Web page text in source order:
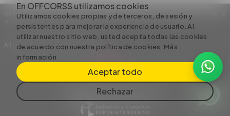
En OFFCORSS utilizamos cookies
Utilizamos cookies propias y de terceros, de sesión y
persistentes para mejorar la experiencia de usuario. Al
utilizar nuestro sitio web, usted acepta todas las cookies
de acuerdo con nuestra política de cookies. Más
información
Aceptar todo
Rechazar
Razón Social: C.I HERMECO S.A. NIT: 890924167-6 Dirección: Carrera 50 #
7 – 35
All rights reserved empowered by